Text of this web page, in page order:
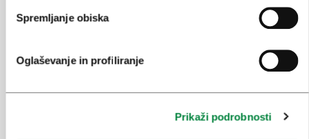
Spremljanje obiska
Oglaševanje in profiliranje
Prikaži podrobnosti
Pomagajte nam izboljšati spletno